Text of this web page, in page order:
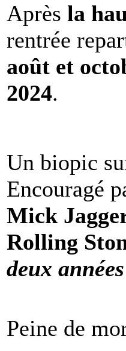
Après la
rentrée
août et
2024.
Un biopic
Encouragé
Mick
Rolling
deux
Peine de